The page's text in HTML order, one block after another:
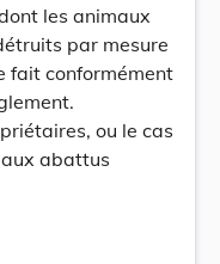
les animaux
par mesure
fait conformément
ou le cas
abattus